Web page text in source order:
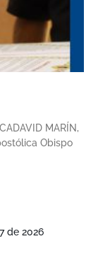
MARÍN,
Obispo
de 2026